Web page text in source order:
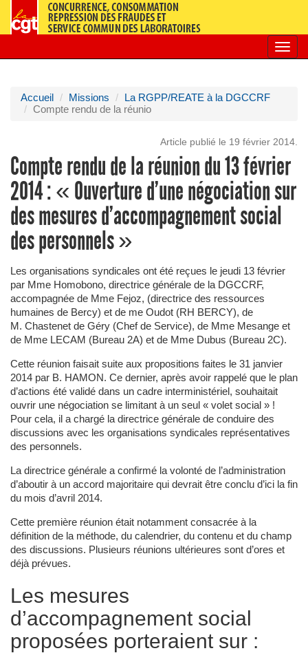
Accueil Missions
La RGPP/REATE à la DGCCRF
Compte rendu de la réunio
Article publié le 19 février 2014.
Compte rendu de la réunion du 13 février
2014 : « Ouverture d’une négociation sur
des mesures d’accompagnement social
des personnels »
Les organisations syndicales ont été reçues le jeudi 13 février
par Mme Homobono, directrice générale de la DGCCRF,
accompagnée de Mme Fejoz, (directrice des ressources
humaines de Bercy) et de me Oudot (RH BERCY), de
M. Chastenet de Géry (Chef de Service), de Mme Mesange et
de Mme LECAM (Bureau 2A) et de Mme Dubus (Bureau 2C).
Cette réunion faisait suite aux propositions faites le 31 janvier
2014 par B. HAMON. Ce dernier, après avoir rappelé que le plan
d’actions été validé dans un cadre interministériel, souhaitait
ouvrir une négociation se limitant à un seul « volet social » !
Pour cela, il a chargé la directrice générale de conduire des
discussions avec les organisations syndicales représentatives
des personnels.
La directrice générale a confirmé la volonté de l’administration
d’aboutir à un accord majoritaire qui devrait être conclu d’ici la fin
du mois d’avril 2014.
Cette première réunion était notamment consacrée à la
définition de la méthode, du calendrier, du contenu et du champ
des discussions. Plusieurs réunions ultérieures sont d’ores et
déjà prévues.
Les mesures
d’accompagnement social
proposées porteraient sur :